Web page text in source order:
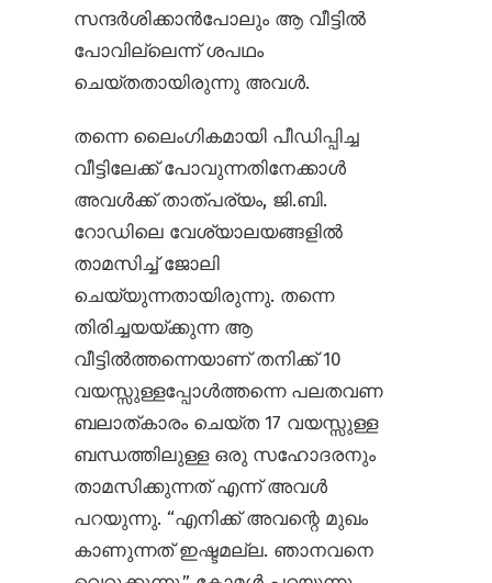
സന്ദർശിക്കാൻ‌പോലും ആ വീട്ടിൽ
പോവില്ലെന്ന് ശപഥം
ചെയ്തതായിരുന്നു അവൾ.
തന്നെ ലൈംഗികമായി പീഡിപ്പിച്ച
വീട്ടിലേക്ക് പോവുന്നതിനേക്കാൾ
അവൾക്ക് താത്പര്യം, ജി.ബി.
റോഡിലെ വേശ്യാലയങ്ങളിൽ
താമസിച്ച് ജോലി
ചെയ്യുന്നതായിരുന്നു. തന്നെ
തിരിച്ചയയ്ക്കുന്ന ആ
വീട്ടിൽത്തന്നെയാണ് തനിക്ക് 10
വയസ്സുള്ളപ്പോൾത്തന്നെ പലതവണ
ബലാത്കാരം ചെയ്ത 17 വയസ്സുള്ള
ബന്ധത്തിലുള്ള ഒരു സഹോദരനും
താമസിക്കുന്നത് എന്ന് അവൾ
പറയുന്നു. “എനിക്ക് അവന്റെ മുഖം
കാണുന്നത് ഇഷ്ടമല്ല. ഞാനവനെ